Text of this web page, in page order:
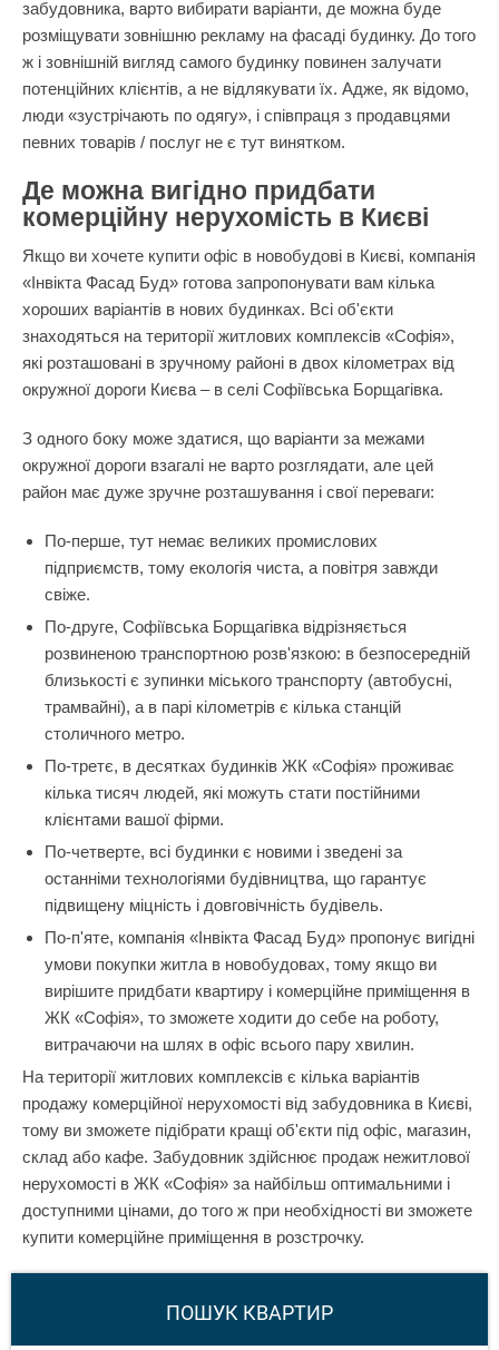
забудовника, варто вибирати варіанти, де можна буде
розміщувати зовнішню рекламу на фасаді будинку. До того
ж і зовнішній вигляд самого будинку повинен залучати
потенційних клієнтів, а не відлякувати їх. Адже, як відомо,
люди «зустрічають по одягу», і співпраця з продавцями
певних товарів / послуг не є тут винятком.
Де можна вигідно придбати
комерційну нерухомість в Києві
Якщо ви хочете купити офіс в новобудові в Києві, компанія
«Інвікта Фасад Буд» готова запропонувати вам кілька
хороших варіантів в нових будинках. Всі об'єкти
знаходяться на території житлових комплексів «Софія»,
які розташовані в зручному районі в двох кілометрах від
окружної дороги Києва – в селі Софіївська Борщагівка.
З одного боку може здатися, що варіанти за межами
окружної дороги взагалі не варто розглядати, але цей
район має дуже зручне розташування і свої переваги:
По-перше, тут немає великих промислових
підприємств, тому екологія чиста, а повітря завжди
свіже.
По-друге, Софіївська Борщагівка відрізняється
розвиненою транспортною розв'язкою: в безпосередній
близькості є зупинки міського транспорту (автобусні,
трамвайні), а в парі кілометрів є кілька станцій
столичного метро.
По-третє, в десятках будинків ЖК «Софія» проживає
кілька тисяч людей, які можуть стати постійними
клієнтами вашої фірми.
По-четверте, всі будинки є новими і зведені за
останніми технологіями будівництва, що гарантує
підвищену міцність і довговічність будівель.
По-п'яте, компанія «Інвікта Фасад Буд» пропонує вигідні
умови покупки житла в новобудовах, тому якщо ви
вирішите придбати квартиру і комерційне приміщення в
ЖК «Софія», то зможете ходити до себе на роботу,
витрачаючи на шлях в офіс всього пару хвилин.
На території житлових комплексів є кілька варіантів
продажу комерційної нерухомості від забудовника в Києві,
тому ви зможете підібрати кращі об'єкти під офіс, магазин,
склад або кафе. Забудовник здійснює продаж нежитлової
нерухомості в ЖК «Софія» за найбільш оптимальними і
доступними цінами, до того ж при необхідності ви зможете
купити комерційне приміщення в розстрочку.
ПОШУК КВАРТИР